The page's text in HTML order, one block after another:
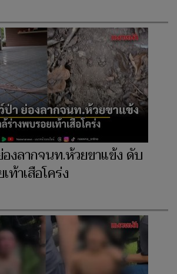
งลากจนท.ห้วยขาแข้ง ดับ
ท้าเสือโคร่ง